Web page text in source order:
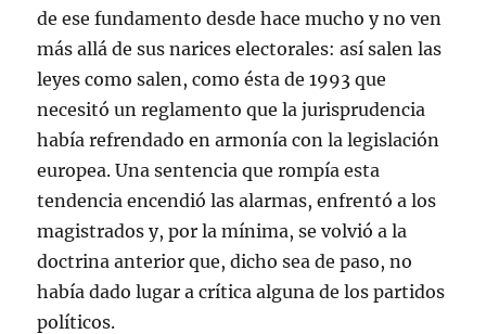
de ese fundamento desde hace mucho y no ven
más allá de sus narices electorales: así salen las
leyes como salen, como ésta de 1993 que
necesitó un reglamento que la jurisprudencia
había refrendado en armonía con la legislación
europea. Una sentencia que rompía esta
tendencia encendió las alarmas, enfrentó a los
magistrados y, por la mínima, se volvió a la
doctrina anterior que, dicho sea de paso, no
había dado lugar a crítica alguna de los partidos
políticos.